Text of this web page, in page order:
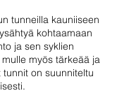
tunneilla kauniiseen
kohtaamaan
ja sen syklien
myös tärkeää ja
on suunniteltu